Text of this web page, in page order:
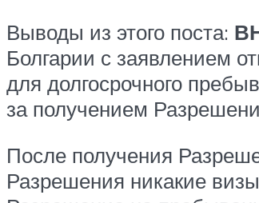
Выводы из этого поста:
Болгарии с заявлением
для долгосрочного
за получением
После получения
Разрешения никакие